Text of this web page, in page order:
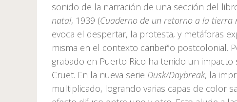
sonido de la narración de una sección del
natal, 1939 (Cuaderno de un retorno a la tierra
evoca el despertar, la protesta, y metáforas
misma en el contexto caribeño postcolonial.
grabado en Puerto Rico ha tenido un impacto
Cruet. En la nueva serie Dusk/Daybreak, la
multiplicado, logrando varias capas de color